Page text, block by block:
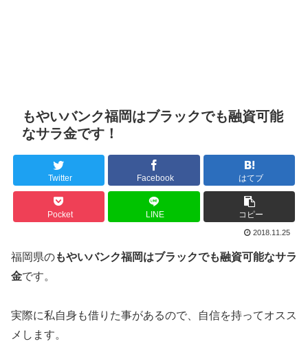
もやいバンク福岡はブラックでも融資可能
なサラ金です！
Twitter Facebook はてブ
Pocket LINE コピー
2018.11.25
福岡県のもやいバンク福岡はブラックでも融資可能なサラ
金です。
実際に私自身も借りた事があるので、自信を持ってオスス
メします。